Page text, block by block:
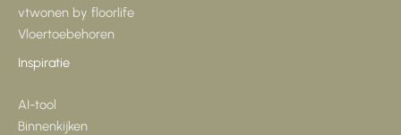
vtwonen by floorlife
Vloertoebehoren
Inspiratie
AI-tool
Binnenkijken